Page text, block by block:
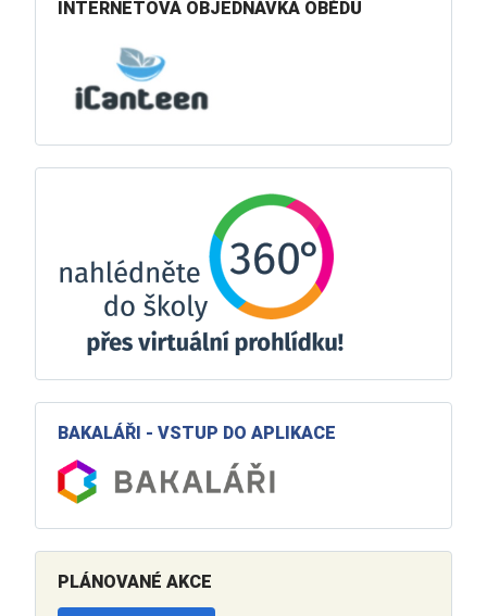
INTERNETOVÁ OBJEDNÁVKA OBĚDŮ
BAKALÁŘI - VSTUP DO APLIKACE
PLÁNOVANÉ AKCE